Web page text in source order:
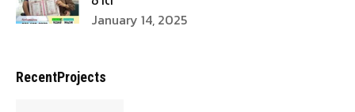
January 14, 2025
RecentProjects